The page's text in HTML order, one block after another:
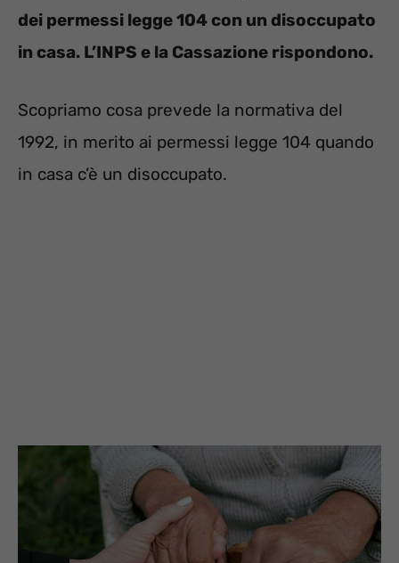
dei permessi legge 104 con un disoccupato
in casa. L’INPS e la Cassazione rispondono.
Scopriamo cosa prevede la normativa del
1992, in merito ai permessi legge 104 quando
in casa c’è un disoccupato.